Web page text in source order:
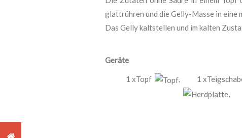
glattrühren und die Gelly-Masse in eine
Das Gelly kaltstellen und im kalten
Geräte
1 xTopf , 1
,